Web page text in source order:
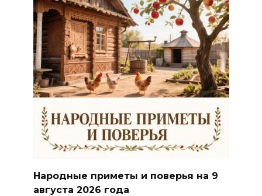
Народные приметы и поверья на 9
августа 2026 года